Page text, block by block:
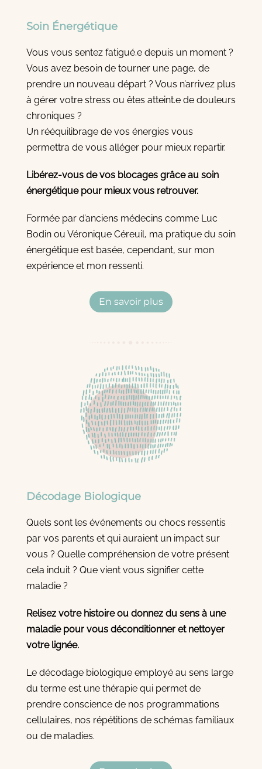
Soin Énergétique
Vous vous sentez fatigué.e depuis un moment ?
Vous avez besoin de tourner une page, de
prendre un nouveau départ ? Vous n’arrivez plus
à gérer votre stress ou êtes atteint.e de douleurs
chroniques ?
Un rééquilibrage de vos énergies vous
permettra de vous alléger pour mieux repartir.
Libérez-vous de vos blocages grâce au soin
énergétique pour mieux vous retrouver.
Formée par d’anciens médecins comme Luc
Bodin ou Véronique Céreuil, ma pratique du soin
énergétique est basée, cependant, sur mon
expérience et mon ressenti.
En savoir plus
Décodage Biologique
Quels sont les événements ou chocs ressentis
par vos parents et qui auraient un impact sur
vous ? Quelle compréhension de votre présent
cela induit ? Que vient vous signifier cette
maladie ?
Relisez votre histoire ou donnez du sens à une
maladie pour vous déconditionner et nettoyer
votre lignée.
Le décodage biologique employé au sens large
du terme est une thérapie qui permet de
prendre conscience de nos programmations
cellulaires, nos répétitions de schémas familiaux
ou de maladies.